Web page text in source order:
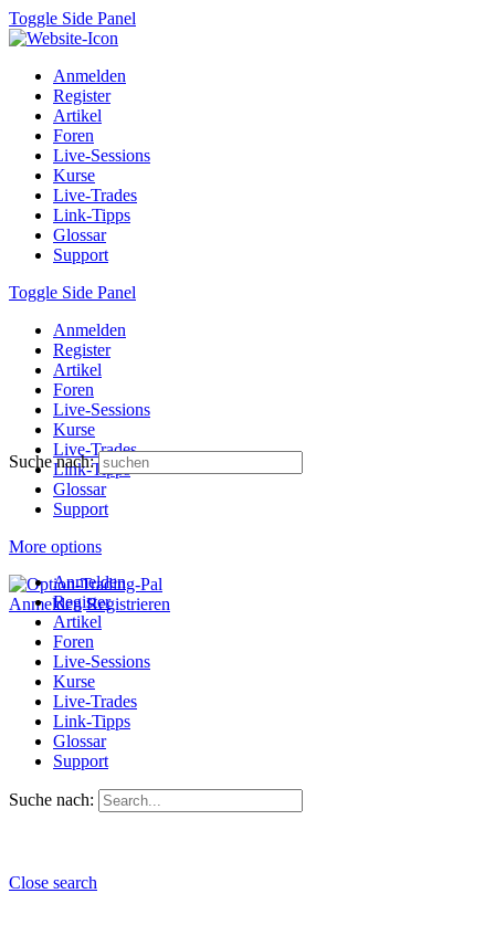
Toggle Side Panel
Anmelden
Register
Artikel
Foren
Live-Sessions
Kurse
Live-Trades
Link-Tipps
Glossar
Support
Toggle Side Panel
Anmelden
Register
Artikel
Foren
Live-Sessions
Kurse
Live-Trades
Link-Tipps
Glossar
Support
More options
Anmelden Registrieren
Suche nach:
Anmelden
Register
Artikel
Foren
Live-Sessions
Kurse
Live-Trades
Link-Tipps
Glossar
Support
Suche nach:
Close search